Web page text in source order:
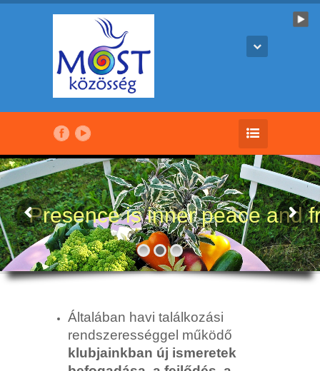
Presence is inner peace and
Általában havi találkozási
rendszerességgel működő
klubjainkban új ismeretek